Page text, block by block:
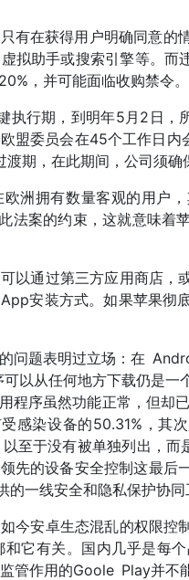
有在获得用户明确同意的
拟助手或搜索引擎等。而
，并可能面临收购禁令。
执行期，到明年5月2日，
盟委员会在45个工作日内
期，在此期间，公司须确
洲拥有数量客观的用户
法案的约束，这就意味着
以通过第三方应用商店
安装方式。如果苹果彻
问题表明过立场：在
以从任何地方下载仍是一
程序虽然功能正常，但
感染设备的50.31%，其
至于没有被单独列出，而
先的设备安全控制这最后
一线安全和隐私保护协同
今安卓生态混乱的权限控
它有关。国内几乎是每
管作用的Goole Play并